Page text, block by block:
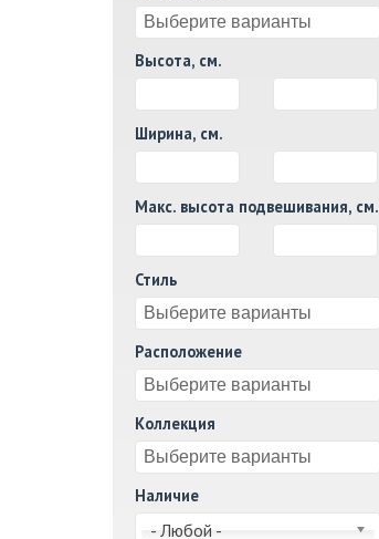
Высота, см.
Ширина, см.
Макс. высота подвешивания, см.
Стиль
Расположение
Коллекция
Наличие
- Любой -